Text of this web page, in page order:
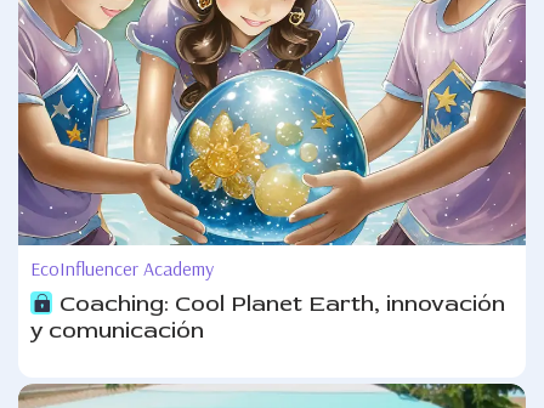
EcoInfluencer Academy
Coaching: Cool Planet Earth, innovación
y comunicación